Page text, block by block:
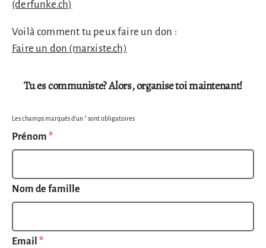
(derfunke.ch)
Voilà comment tu peux faire un don :
Faire un don (marxiste.ch)
Tu es communiste? Alors, organise toi maintenant!
Les champs marqués d’un*sont obligatoires
Prénom *
Nom de famille
Email *